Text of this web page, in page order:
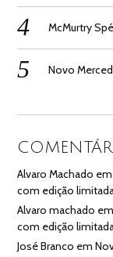
McMurtry
Novo
Alvaro Machado
com edição
Alvaro machado
com edição
José Branco em